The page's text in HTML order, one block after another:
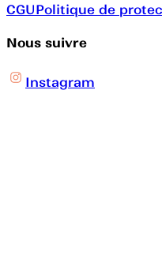
CGUPolitique de
Nous suivre
Instagram